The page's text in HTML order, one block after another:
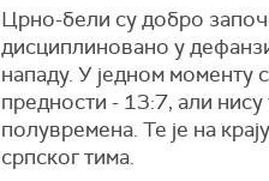
Црно-бели су добро
дисциплиновано у
нападу. У једном моменту
предности - 13:7, али
полувремена. Те је на
српског тима.